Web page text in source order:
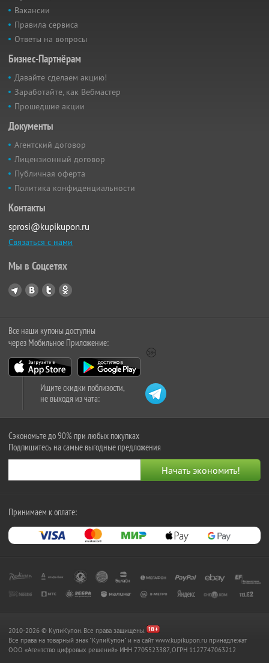
Вакансии
Правила сервиса
Ответы на вопросы
Бизнес-Партнёрам
Давайте сделаем акцию!
Заработайте, как Вебмастер
Прошедшие акции
Документы
Агентский договор
Лицензионный договор
Публичная оферта
Политика конфиденциальности
Контакты
sprosi@kupikupon.ru
Связаться с нами
Мы в Соцсетях
Все наши купоны доступны
через Мобильное Приложение:
Ищите скидки поблизости,
не выходя из чата:
Сэкономьте до 90% при любых покупках
Подпишитесь на самые выгодные предложения
Принимаем к оплате:
2010-2026 © КупиКупон. Все права защищены.
Все права на товарный знак "КупиКупон" и на сайт www.kupikupon.ru принадлежат
OOO «Агентство цифровых решений» ИНН 7705523387, ОГРН 1127747063212